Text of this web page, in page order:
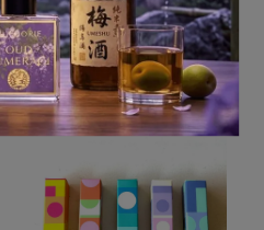
Arielle Shoshana
Saturday (星期六)
NT$5,980
加入購物車